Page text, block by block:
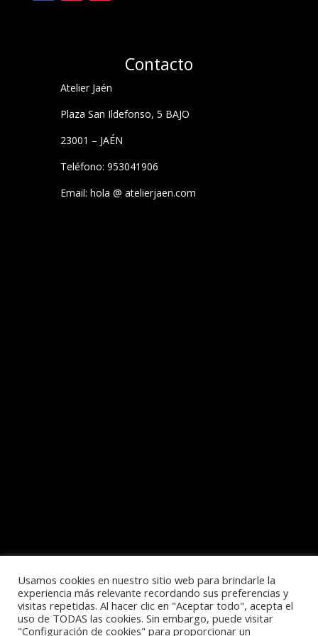
Contacto
Atelier Jaén
Plaza San Ildefonso, 5 BAJO
23001 – JAÉN
Teléfono: 953041906
Email: hola @ atelierjaen.com
Política de privacidad
Usamos cookies en nuestro sitio web para brindarle la
experiencia más relevante recordando sus preferencias y
visitas repetidas. Al hacer clic en "Aceptar todo", acepta el
uso de TODAS las cookies. Sin embargo, puede visitar
"Configuración de cookies" para proporcionar un